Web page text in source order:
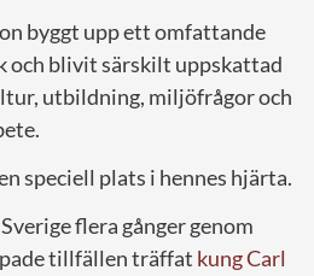
byggt upp ett omfattande
blivit särskilt uppskattad
utbildning, miljöfrågor och
speciell plats i hennes hjärta.
flera gånger genom
tillfällen träffat kung Carl